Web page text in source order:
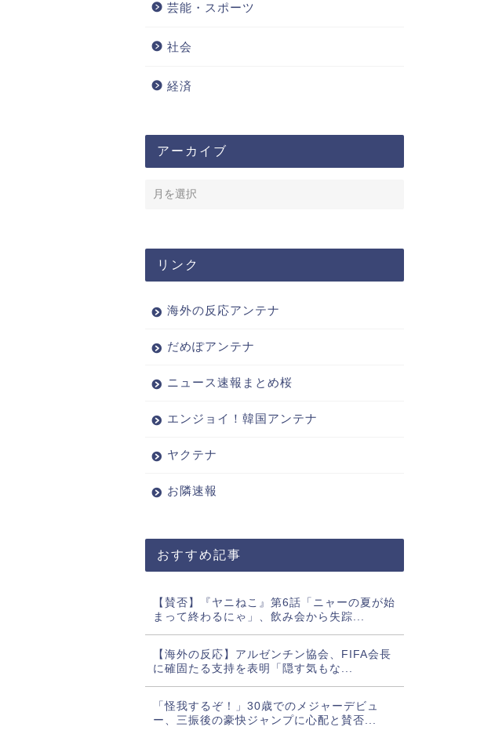
芸能・スポーツ
社会
経済
アーカイブ
リンク
海外の反応アンテナ
だめぽアンテナ
ニュース速報まとめ桜
エンジョイ！韓国アンテナ
ヤクテナ
お隣速報
おすすめ記事
【賛否】『ヤニねこ』第6話「ニャーの夏が始
まって終わるにゃ」、飲み会から失踪...
【海外の反応】アルゼンチン協会、FIFA会長
に確固たる支持を表明「隠す気もな...
「怪我するぞ！」30歳でのメジャーデビュ
ー、三振後の豪快ジャンプに心配と賛否...